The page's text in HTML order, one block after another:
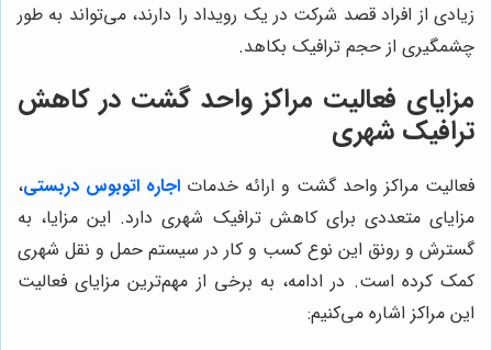
زیادی از افراد قصد شرکت در یک رویداد را دارند، می‌تواند به طور
چشمگیری از حجم ترافیک بکاهد.
مزایای فعالیت مراکز واحد گشت در کاهش
ترافیک شهری
فعالیت مراکز واحد گشت و ارائه خدمات اجاره اتوبوس دربستی،
مزایای متعددی برای کاهش ترافیک شهری دارد. این مزایا، به
گسترش و رونق این نوع کسب و کار در سیستم حمل و نقل شهری
کمک کرده است. در ادامه، به برخی از مهم‌ترین مزایای فعالیت
این مراکز اشاره می‌کنیم: